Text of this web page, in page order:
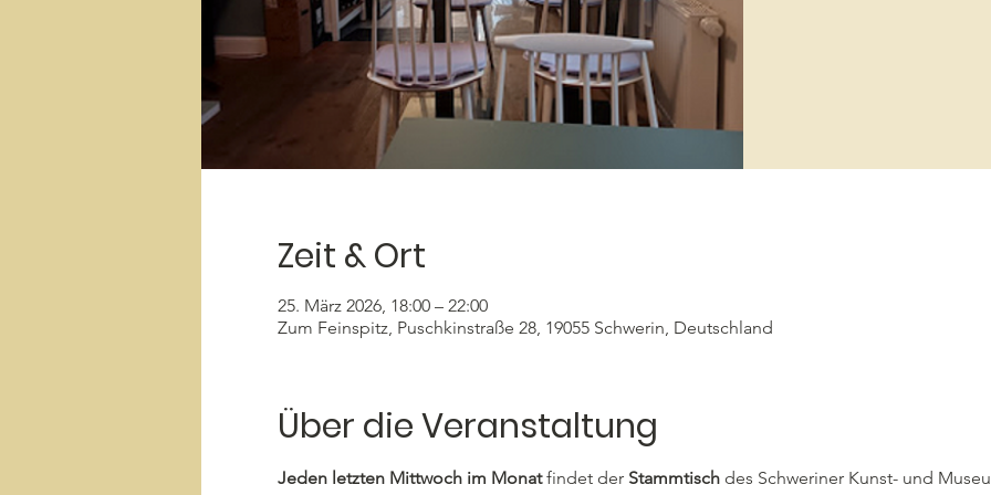
Zeit & Ort
25. März 2026, 18:00 – 22:00
Zum Feinspitz, Puschkinstraße 28, 19055 Schwerin, Deutschland
Über die Veranstaltung
Jeden letzten Mittwoch im Monat findet der Stammtisch des Schweriner Kunst- und